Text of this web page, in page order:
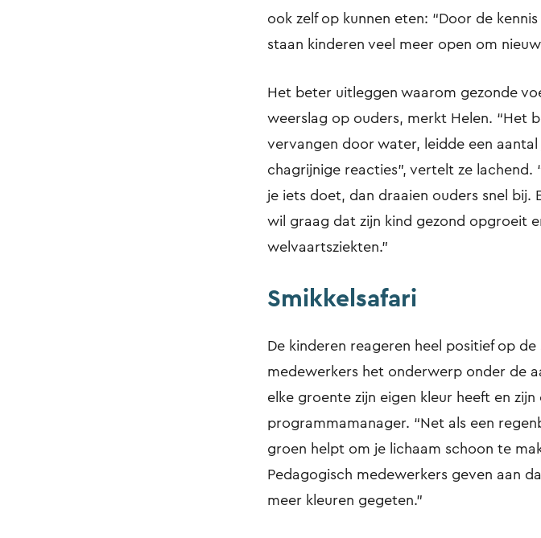
ook zelf op kunnen eten: “Door de
staan kinderen veel meer open om
Het beter uitleggen waarom gezonde
weerslag op ouders, merkt Helen. “Het
vervangen door water, leidde een
chagrijnige reacties”, vertelt ze
je iets doet, dan draaien ouders snel bij.
wil graag dat zijn kind gezond opgroeit
welvaartsziekten.”
Smikkelsafari
De kinderen reageren heel positief op
medewerkers het onderwerp onder de
elke groente zijn eigen kleur heeft en
programmamanager. “Net als een
groen helpt om je lichaam schoon te
Pedagogisch medewerkers geven aan
meer kleuren gegeten.”